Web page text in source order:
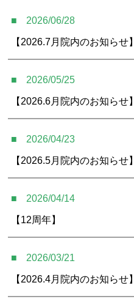
予約・お問合せ
2026/06/28
【2026.7月院内のお知らせ】
2026/05/25
【2026.6月院内のお知らせ】
2026/04/23
【2026.5月院内のお知らせ】
2026/04/14
【12周年】
2026/03/21
【2026.4月院内のお知らせ】